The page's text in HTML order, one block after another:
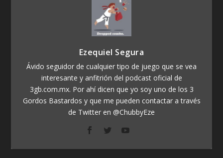
Ezequiel Segura
Ávido seguidor de cualquier tipo de juego que se vea
interesante y anfitrión del podcast oficial de
3gb.com.mx. Por ahí dicen que yo soy uno de los 3
Gordos Bastardos y que me pueden contactar a través
de Twitter en @ChubbyEze